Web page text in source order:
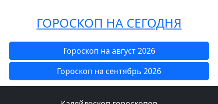
ГОРОСКОП НА СЕГОДНЯ
Гороскоп на август 2026
Гороскоп на сентябрь 2026